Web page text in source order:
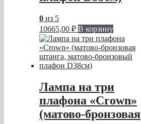
0 из 5
10665,00 ₽ В корзину
Лампа на три
плафона «Crown»
(матово-бронзовая